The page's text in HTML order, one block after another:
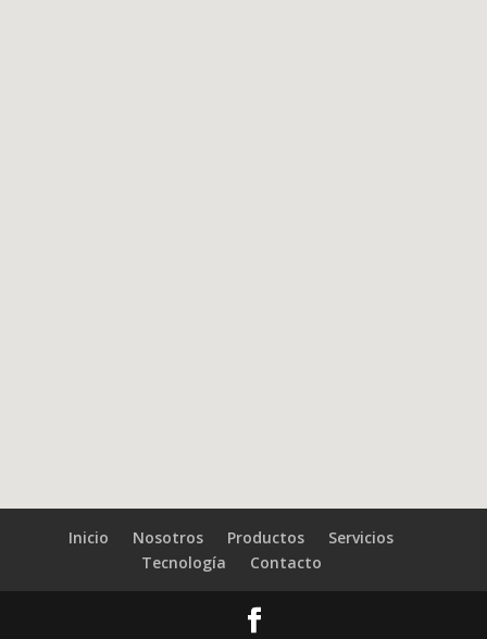
Inicio Nosotros Productos
Servicios
Tecnología
Contacto